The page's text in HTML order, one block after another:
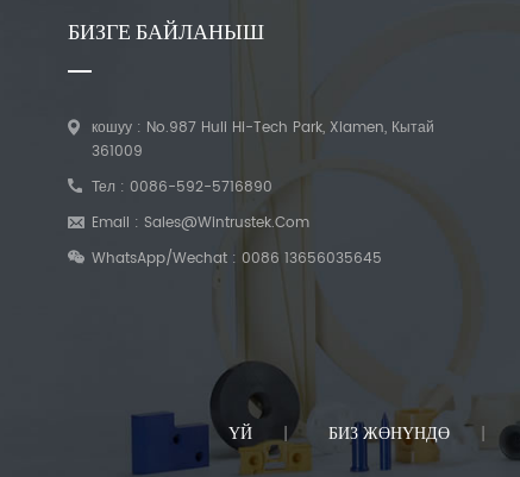
БИЗГЕ БАЙЛАНЫШ
кошуу : No.987 Huli Hi-Tech Park, Xiamen, Кытай
361009
Тел : 0086-592-5716890
Email : Sales@wintrustek.com
WhatsApp/Wechat : 0086 13656035645
ҮЙ БИЗ ЖӨНҮНДӨ